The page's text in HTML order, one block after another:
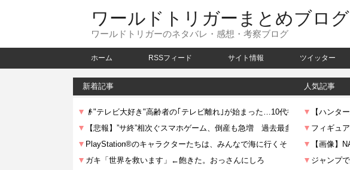
ワールドトリガーまとめブログ
ワールドトリガーのネタバレ・感想・考察ブログ
ホーム RSSフィード サイト情報 ツイッター
新着記事 人気記事